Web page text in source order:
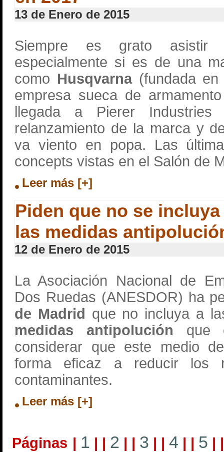
13 de Enero de 2015
Siempre es grato asistir
especialmente si es de una
como Husqvarna(fundada en
empresa sueca de
llegada a Pierer
relanzamiento de la marca y
va viento en popa. Las
concepts vistas en el Salón de
Leer más [+]
Piden que no se
las medidas
12 de Enero de 2015
La Asociación Nacional de
Dos Ruedas (ANESDOR) ha
de Madrid que no incluya a
medidas antipolución que
considerar que este medio
forma eficaz a reducir los
contaminantes.
Leer más [+]
Páginas | 1 | | 2 | | 3 | | 4 | | 5 |